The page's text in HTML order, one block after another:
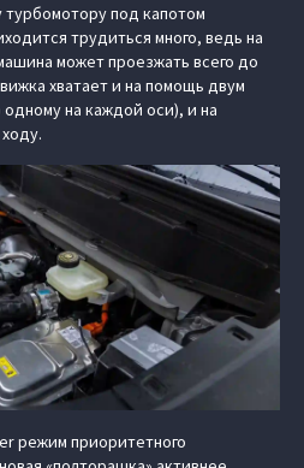
турбомотору под капотом
трудиться много, ведь на
может проезжать всего до
хватает и на помощь двум
на каждой оси), и на
режим приоритетного